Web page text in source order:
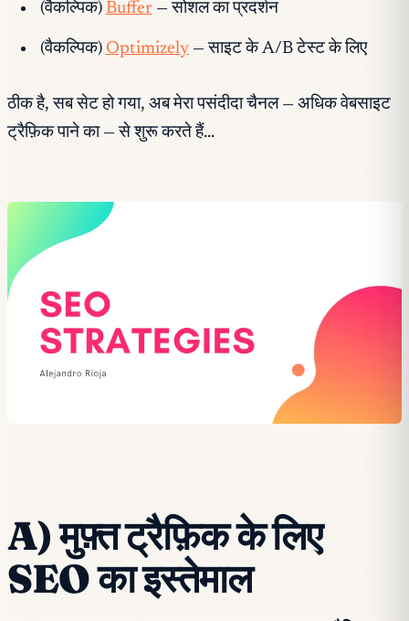
(वैकल्पिक) Buffer— सोशल का प्रदर्शन
(वैकल्पिक) Optimizely— साइट के A/B टेस्ट के लिए
ठीक है, सब सेट हो गया, अब मेरा पसंदीदा चैनल — अधिक वेबसाइट
ट्रैफ़िक पाने का — से शुरू करते हैं…
A) मुफ़्त ट्रैफ़िक के लिए
SEO का इस्तेमाल